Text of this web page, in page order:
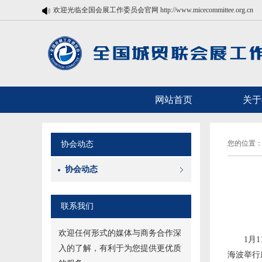
欢迎光临全国会展工作委员会官网 http://www.micecommittee.org.cn
网站首页 关
协会动态
协会动态
联系我们
欢迎任何形式的媒体与商务合作深
入的了解，有利于为您提供更优质
您的位置
1月
海波举